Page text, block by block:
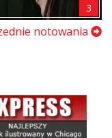
3
notowania